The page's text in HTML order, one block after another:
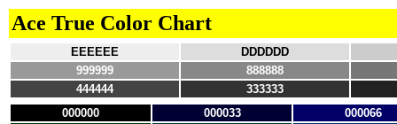
Ace True Color Chart
EEEEEE
DDDDDD
999999
888888
444444
333333
000000
000033
000066